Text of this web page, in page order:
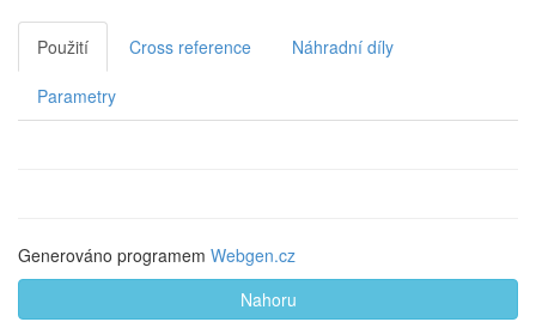
Použití Cross reference Náhradní díly
Parametry
Generováno programem Webgen.cz
Nahoru